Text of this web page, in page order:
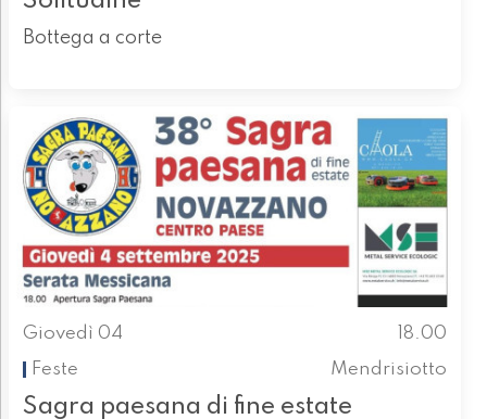
Bottega a corte
Giovedì 04
18.00
Feste
Mendrisiotto
Sagra paesana di fine estate